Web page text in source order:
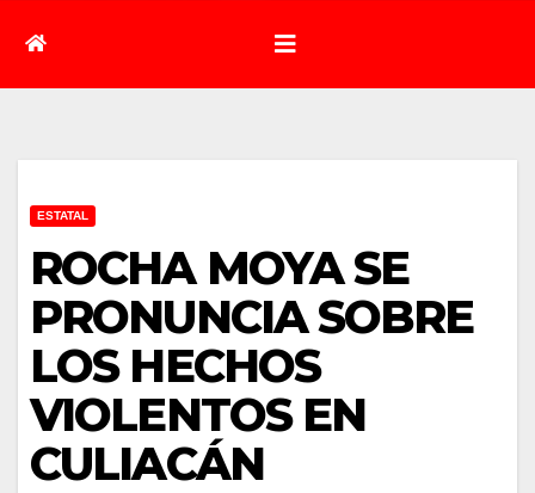
ESTATAL
ROCHA MOYA SE
PRONUNCIA SOBRE
LOS HECHOS
VIOLENTOS EN
CULIACÁN